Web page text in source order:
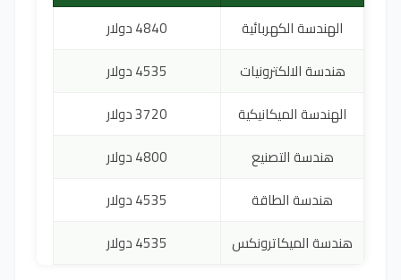
الهندسة الكهربائية
4840 دولار
هندسة الالكترونيات
4535 دولار
الهندسة الميكانيكية
3720 دولار
هندسة التصنيع
4800 دولار
هندسة الطاقة
4535 دولار
هندسة الميكاترونكس
4535 دولار